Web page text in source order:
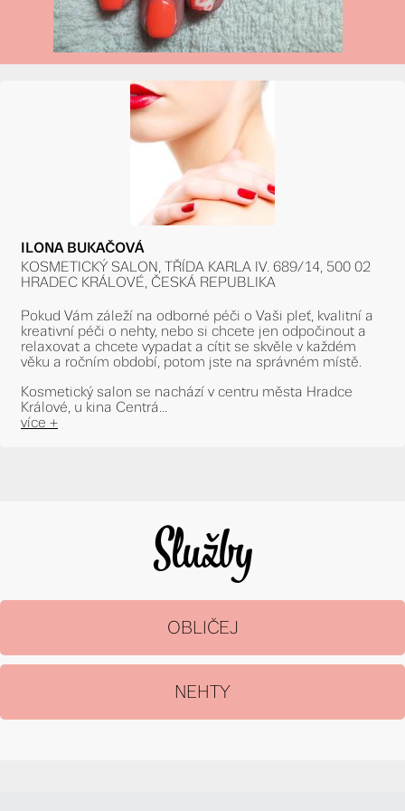
ILONA BUKAČOVÁ
KOSMETICKÝ SALON, TŘÍDA KARLA IV. 689/14, 500 02
HRADEC KRÁLOVÉ, ČESKÁ REPUBLIKA
Pokud Vám záleží na odborné péči o Vaši pleť, kvalitní a
kreativní péči o nehty, nebo si chcete jen odpočinout a
relaxovat a chcete vypadat a cítit se skvěle v každém
věku a ročním období, potom jste na správném místě.
Kosmetický salon se nachází v centru města Hradce
Králové, u kina Centrá...
více +
Služby
OBLIČEJ
NEHTY